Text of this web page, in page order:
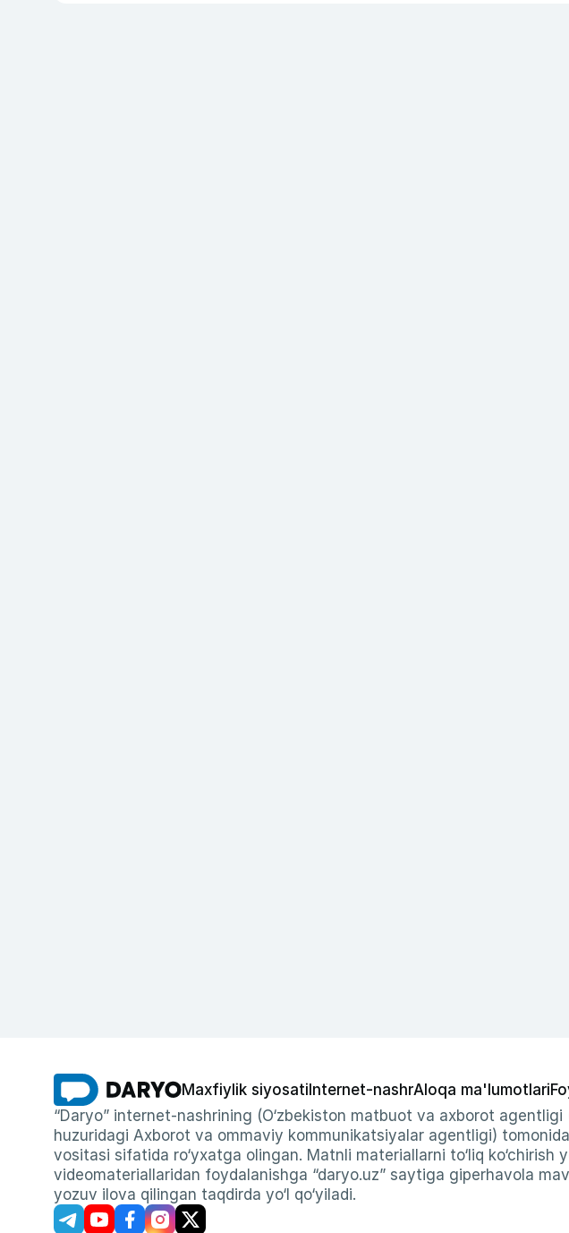
Maxfiylik siyosati Internet-nashrAloqa ma'lumotlari
“Daryo” internet-nashrining (O‘zbekiston matbuot va axborot
huzuridagi Axborot va ommaviy kommunikatsiyalar agentligi)
vositasi sifatida ro‘yxatga olingan. Matnli materiallarni to‘liq
videomateriallaridan foydalanishga “daryo.uz” saytiga giperhavola
yozuv ilova qilingan taqdirda yo‘l qo‘yiladi.